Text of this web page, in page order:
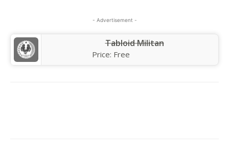
- Advertisement -
Tabloid Militan
Price: Free